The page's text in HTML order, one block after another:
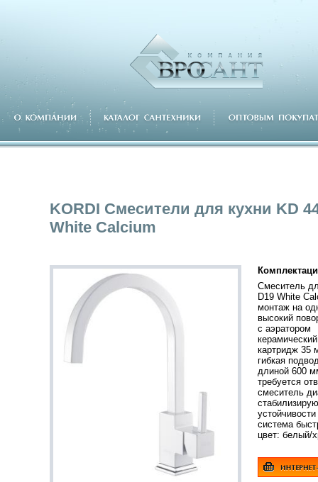
KORDI Смесители для кухни KD
White Calcium
Cмеситель
D19 White
монтаж на
высокий
с аэратором
картридж 35
гибкая
длиной 600
требуется
смеситель
система
цвет: белый/